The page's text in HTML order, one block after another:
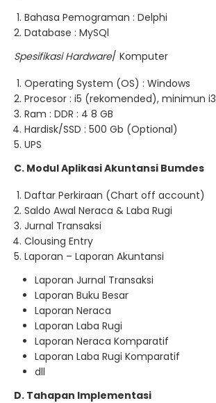
Bahasa Pemograman : Delphi
Database : MySQl
Spesifikasi Hardware/ Komputer
Operating System (OS) : Windows
Procesor : i5 (rekomended), minimun i3
Ram : DDR : 4 8 GB
Hardisk/SSD : 500 Gb (Optional)
UPS
C. Modul Aplikasi Akuntansi Bumdes
Daftar Perkiraan (Chart off account)
Saldo Awal Neraca & Laba Rugi
Jurnal Transaksi
Clousing Entry
Laporan – Laporan Akuntansi
Laporan Jurnal Transaksi
Laporan Buku Besar
Laporan Neraca
Laporan Laba Rugi
Laporan Neraca Komparatif
Laporan Laba Rugi Komparatif
dll
D. Tahapan Implementasi